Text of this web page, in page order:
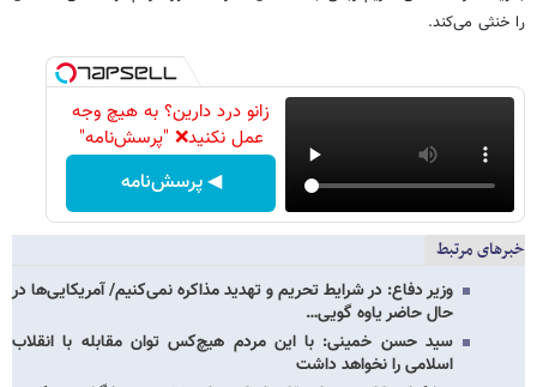
را خنثی می‌کند.
زانو درد دارین؟ به هیچ وجه
عمل نکنید❌ "پرسش‌نامه"
◀ پرسش‌نامه
خبرهای مرتبط
وزیر دفاع: در شرایط تحریم و تهدید مذاکره نمی‌کنیم/ آمریکایی‌ها در
حال حاضر یاوه گویی…
سید حسن خمینی: با این مردم هیچ‌کس توان مقابله با انقلاب
اسلامی را نخواهد داشت